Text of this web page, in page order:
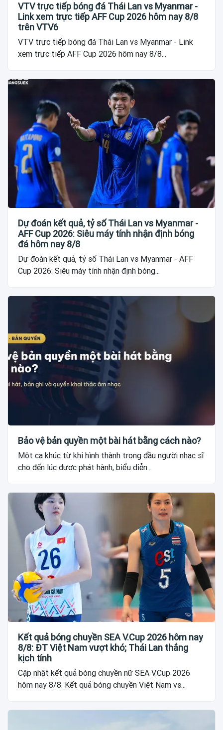
VTV trực tiếp bóng đá Thái Lan vs Myanmar -
Link xem trực tiếp AFF Cup 2026 hôm nay 8/8
trên VTV6
VTV trực tiếp bóng đá Thái Lan vs Myanmar - Link
xem trực tiếp AFF Cup 2026 hôm nay 8/8...
Dự đoán kết quả, tỷ số Thái Lan vs Myanmar -
AFF Cup 2026: Siêu máy tính nhận định bóng
đá hôm nay 8/8
Dự đoán kết quả, tỷ số Thái Lan vs Myanmar - AFF
Cup 2026: Siêu máy tính nhận định bóng...
Bảo vệ bản quyền một bài hát bằng cách nào?
Một ca khúc từ khi hình thành trong đầu người nhạc sĩ
cho đến lúc được phát hành, biểu diễn...
Kết quả bóng chuyền SEA V.Cup 2026 hôm nay
8/8: ĐT Việt Nam vượt khó; Thái Lan thắng
kịch tính
Cập nhật kết quả bóng chuyền nữ SEA V.Cup 2026
hôm nay 8/8. Kết quả bóng chuyền Việt Nam vs...